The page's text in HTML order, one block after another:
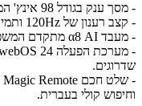
- מסך ענק בגודל 98 אינץ' המעניק חוויית קולנוע ביתי סוחפת במיוחד.
- קצב רענון של 120Hz ותמיכה ב-VRR ו-ALLM לחוויית גיימינג חלקה.
- מעבד α8 AI מתקדם המשפר את איכות התמונה והסאונד בזמן אמת.
שדרוגים.
וחיפוש קולי בעברית.